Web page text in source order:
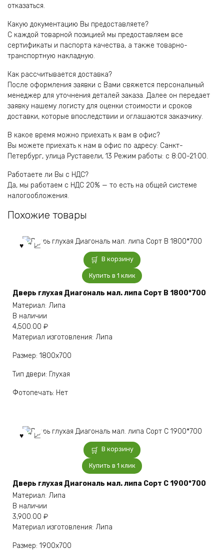
отказаться.
Какую документацию Вы предоставляете?
С каждой товарной позицией мы предоставляем все
сертификаты и паспорта качества, а также товарно-
транспортную накладную.
Как рассчитывается доставка?
После оформления заявки с Вами свяжется персональный
менеджер для уточнения деталей заказа. Далее он передает
заявку нашему логисту для оценки стоимости и сроков
доставки, которые впоследствии и оглашаются заказчику.
В какое время можно приехать к вам в офис?
Вы можете приехать к нам в офис по адресу: Санкт-
Петербург, улица Руставели, 13 Режим работы: с 8:00-21:00.
Работаете ли Вы с НДС?
Да, мы работаем с НДС 20% — то есть на общей системе
налогообложения.
Похожие товары
В корзину
Купить в 1 клик
Дверь глухая Диагональ мал. липа Сорт В 1800*700
Материал: Липа
В наличии
4,500.00 ₽
Материал изготовления: Липа
Размер: 1800х700
Тип двери: Глухая
Фотопечать: Нет
В корзину
Купить в 1 клик
Дверь глухая Диагональ мал. липа Сорт С 1900*700
Материал: Липа
В наличии
3,900.00 ₽
Материал изготовления: Липа
Размер: 1900х700